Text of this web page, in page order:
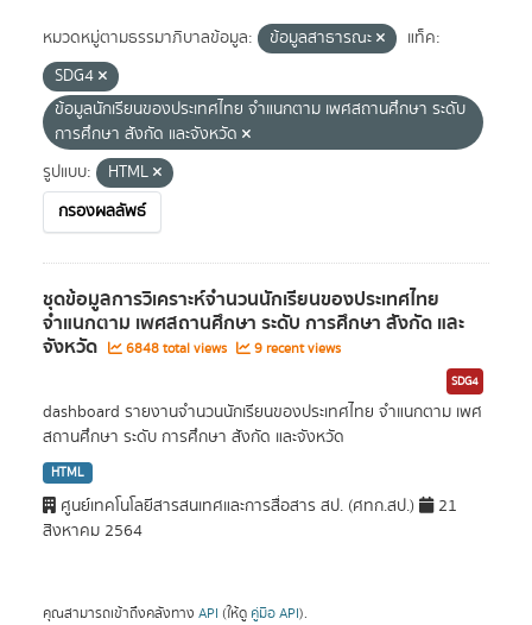
หมวดหมู่ตามธรรมาภิบาลข้อมูล: ข้อมูลสาธารณะ
แท็ค:
SDG4
ข้อมูลนักเรียนของประเทศไทย จำแนกตาม เพศสถานศึกษา ระดับ
การศึกษา สังกัด และจังหวัด
รูปแบบ:
HTML
กรองผลลัพธ์
ชุดข้อมูลการวิเคราะห์จำนวนนักเรียนของประเทศไทย
จำแนกตาม เพศสถานศึกษา ระดับ การศึกษา สังกัด และ
จังหวัด 6848 total views 9 recent views
SDG4
dashboard รายงานจำนวนนักเรียนของประเทศไทย จำแนกตาม เพศ
สถานศึกษา ระดับ การศึกษา สังกัด และจังหวัด
HTML
ศูนย์เทคโนโลยีสารสนเทศและการสื่อสาร สป. (ศทก.สป.)
21
สิงหาคม 2564
คุณสามารถเข้าถึงคลังทาง API (ให้ดู คู่มือ API).